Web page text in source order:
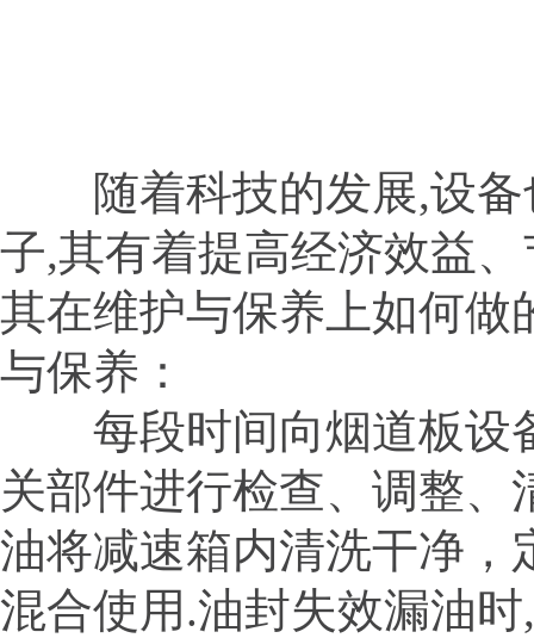
随着科技的发展,设备
子,其有着提高经济效益
其在维护与保养上如何做
与保养：
每段时间向烟道板设
关部件进行检查、调整
油将减速箱内清洗干净，
混合使用.油封失效漏油